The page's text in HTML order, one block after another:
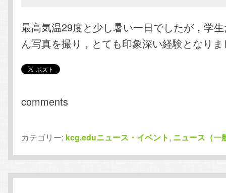
最高気温29度と少し暑い一日でしたが，学
ん写真を撮り，とても印象深い経験となり
comments
カテゴリー: kcg.eduニュース・イベント, ニュース（一